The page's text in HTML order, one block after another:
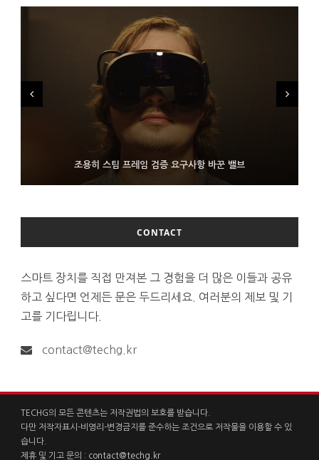
조용히 스팀 프레임 검증 요구사항 바꾼 밸브
9월 4일부터 서비스 접는 안드로이드 장치용 구글 어시스턴트
FMS 2026서 차세대 3D 메모리 ZHBM·ZNAND-O 모형 처음 선
보인 삼성전자
CONTACT
스마트 장치를 직접 만져본 그 경험을 더 많은 이들과 공유
하고 싶다면 언제든 문은 두드리세요. 여러분의 제보 및 기
고를 기다립니다.
contact@techg.kr
TECHG의 모든 콘텐츠는 저작권법의 보호를 받습니다.
다만 저작자표시-비영리-변경금지를 준수하는 조건으로 저작물을 이용할 수 있
습니다.
제휴 및 기고 문의 : contact@techg.kr